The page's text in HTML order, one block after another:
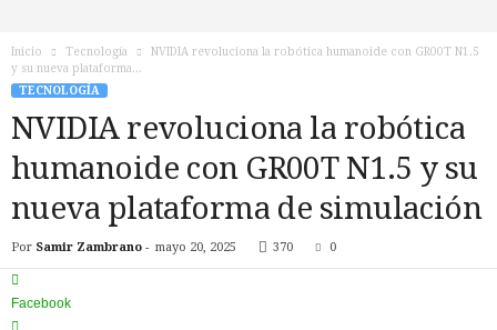
Inicio Tecnología
NVIDIA revoluciona la robótica humanoide con GR00T N1.5
y su nueva plataforma...
TECNOLOGÍA
NVIDIA revoluciona la robótica
humanoide con GR00T N1.5 y su
nueva plataforma de simulación
Por Samir Zambrano - mayo 20, 2025 370 0
Facebook